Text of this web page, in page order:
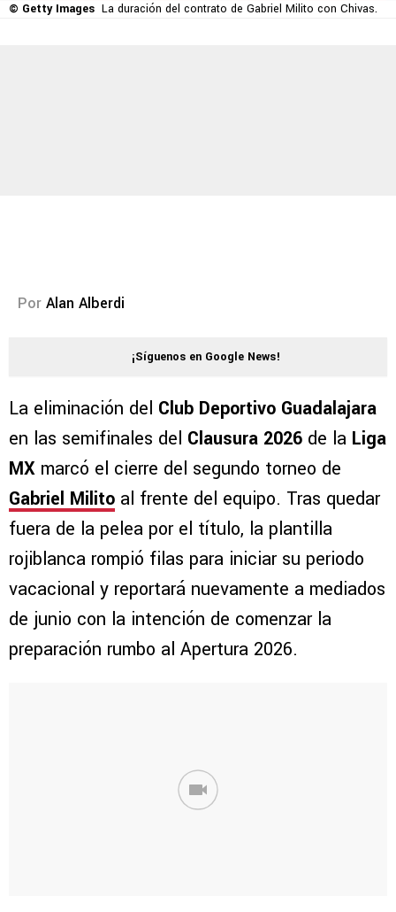
© Getty Images La duración del contrato de Gabriel Milito con Chivas.
Por Alan Alberdi
¡Síguenos en Google News!
La eliminación del Club Deportivo Guadalajara
en las semifinales del Clausura 2026 de la Liga
MX marcó el cierre del segundo torneo de
Gabriel Milito al frente del equipo. Tras quedar
fuera de la pelea por el título, la plantilla
rojiblanca rompió filas para iniciar su periodo
vacacional y reportará nuevamente a mediados
de junio con la intención de comenzar la
preparación rumbo al Apertura 2026.